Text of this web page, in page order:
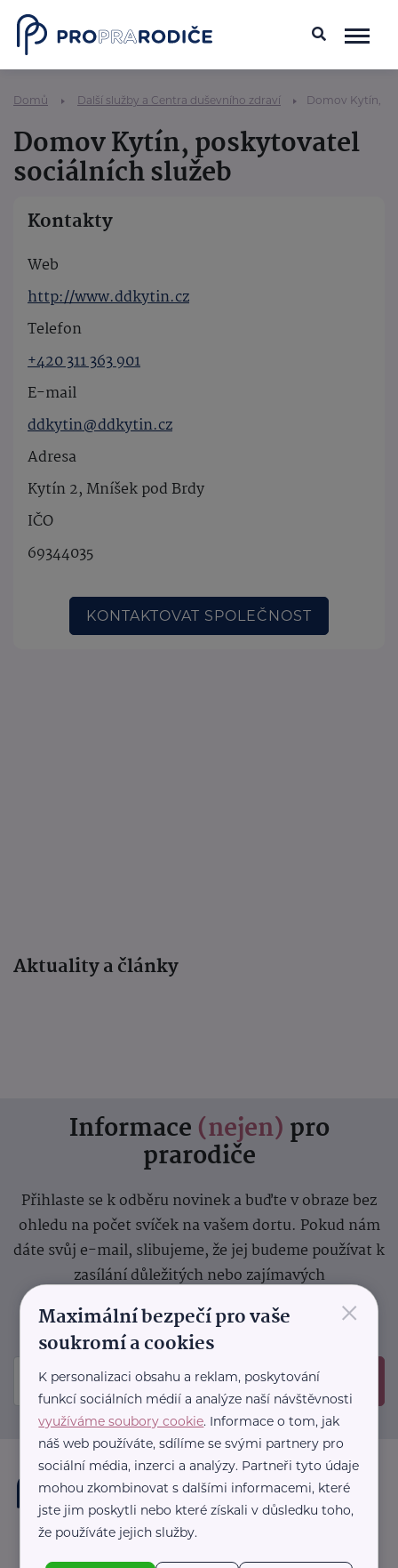
Domů Další služby a Centra duševního zdraví Domov Kytín,
Domov Kytín, poskytovatel
sociálních služeb
Kontakty
Web
http://www.ddkytin.cz
Telefon
+420 311 363 901
E-mail
ddkytin@ddkytin.cz
Adresa
Kytín 2, Mníšek pod Brdy
IČO
69344035
KONTAKTOVAT SPOLEČNOST
Aktuality a články
Informace (nejen) pro
prarodiče
Přihlaste se k odběru novinek a buďte v obraze bez
ohledu na počet svíček na vašem dortu. Pokud nám
dáte svůj e-mail, slibujeme, že jej budeme používat k
zasílání důležitých nebo zajímavých
Prosíme, zkontrolujte si svoji emailovou
schránku, kam jsme poslali potvrzovací e-mail.
Odeslat
×
Maximální bezpečí pro vaše
soukromí a cookies
K personalizaci obsahu a reklam, poskytování
funkcí sociálních médií a analýze naší návštěvnosti
využíváme soubory cookie. Informace o tom, jak
náš web používáte, sdílíme se svými partnery pro
sociální média, inzerci a analýzy. Partneři tyto údaje
mohou zkombinovat s dalšími informacemi, které
jste jim poskytli nebo které získali v důsledku toho,
že používáte jejich služby.